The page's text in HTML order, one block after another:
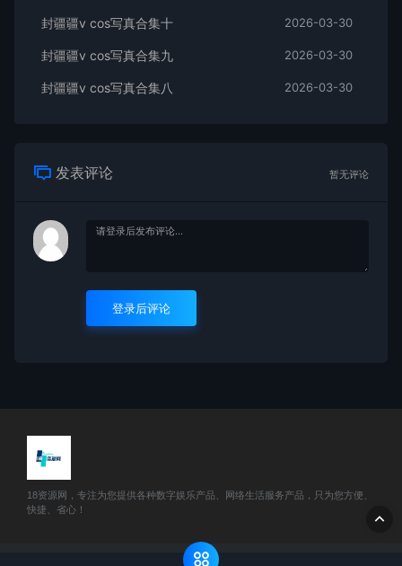
封疆疆v cos写真合集十 2026-03-30
封疆疆v cos写真合集九 2026-03-30
封疆疆v cos写真合集八 2026-03-30
发表评论 暂无评论
登录后评论
18资源网，专注为您提供各种数字娱乐产品、网络生活服务产品，只为您方便、
快捷、省心！